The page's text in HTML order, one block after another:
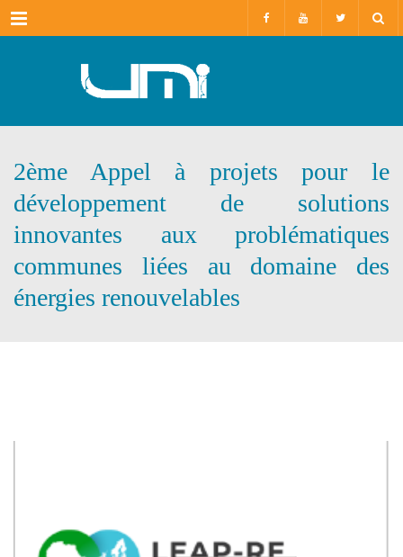
Menu
2ème Appel à projets pour le
développement de solutions
innovantes aux problématiques
communes liées au domaine des
énergies renouvelables